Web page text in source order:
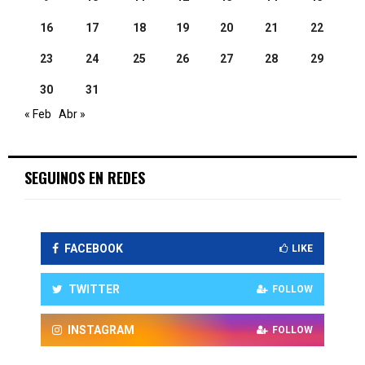
16 17 18 19 20 21 22
23 24 25 26 27 28 29
30
31
« Feb
Abr »
SEGUINOS EN REDES
FACEBOOK LIKE
TWITTER FOLLOW
INSTAGRAM FOLLOW